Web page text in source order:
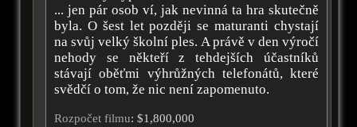
... jen pár osob ví, jak nevinná ta hra skutečně
byla. O šest let později se maturanti chystají
na svůj velký školní ples. A právě v den výročí
nehody se někteří z tehdejších účastníků
stávají oběťmi výhrůžných telefonátů, které
svědčí o tom, že nic není zapomenuto.
Rozpočet filmu: $1,800,000